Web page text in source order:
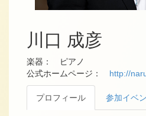
川口 成彦
楽器： ピアノ
公式ホームページ： http://
プロフィール 参加イベ